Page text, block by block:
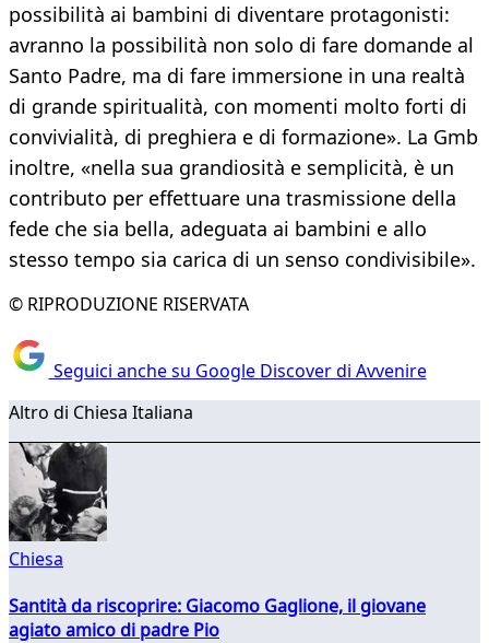
possibilità ai bambini di diventare protagonisti:
avranno la possibilità non solo di fare domande al
Santo Padre, ma di fare immersione in una realtà
di grande spiritualità, con momenti molto forti di
convivialità, di preghiera e di formazione». La Gmb
inoltre, «nella sua grandiosità e semplicità, è un
contributo per effettuare una trasmissione della
fede che sia bella, adeguata ai bambini e allo
stesso tempo sia carica di un senso condivisibile».
© RIPRODUZIONE RISERVATA
Seguici anche su Google Discover di Avvenire
Altro di Chiesa Italiana
Chiesa
Santità da riscoprire: Giacomo Gaglione, il giovane
agiato amico di padre Pio